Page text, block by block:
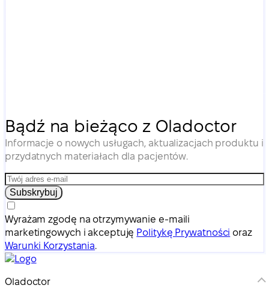
Bądź na bieżąco z Oladoctor
Informacje o nowych usługach, aktualizacjach produktu i
przydatnych materiałach dla pacjentów.
Subskrybuj
Wyrażam zgodę na otrzymywanie e-maili
marketingowych i akceptuję Politykę Prywatności oraz
Warunki Korzystania.
Oladoctor